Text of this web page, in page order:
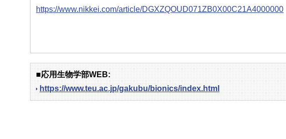
https://www.nikkei.com/article/DGXZQOUD071ZB0X00C21A4000000
■応用生物学部WEB:
https://www.teu.ac.jp/gakubu/bionics/index.html